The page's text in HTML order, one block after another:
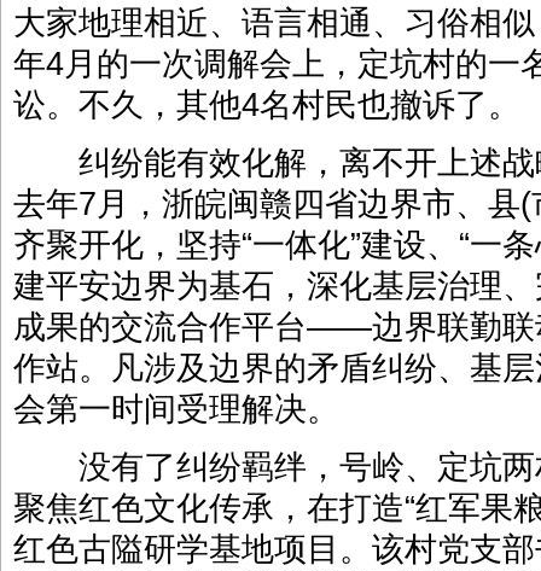
大家地理相近、语言相通、习俗相
年4月的一次调解会上，定坑村的一
讼。不久，其他4名村民也撤诉了。
纠纷能有效化解，离不开上述战
去年7月，浙皖闽赣四省边界市、县
齐聚开化，坚持“一体化”建设、“一
建平安边界为基石，深化基层治理
成果的交流合作平台——边界联勤联
作站。凡涉及边界的矛盾纠纷、基
会第一时间受理解决。
没有了纠纷羁绊，号岭、定坑两
聚焦红色文化传承，在打造“红军果
红色古隘研学基地项目。该村党支